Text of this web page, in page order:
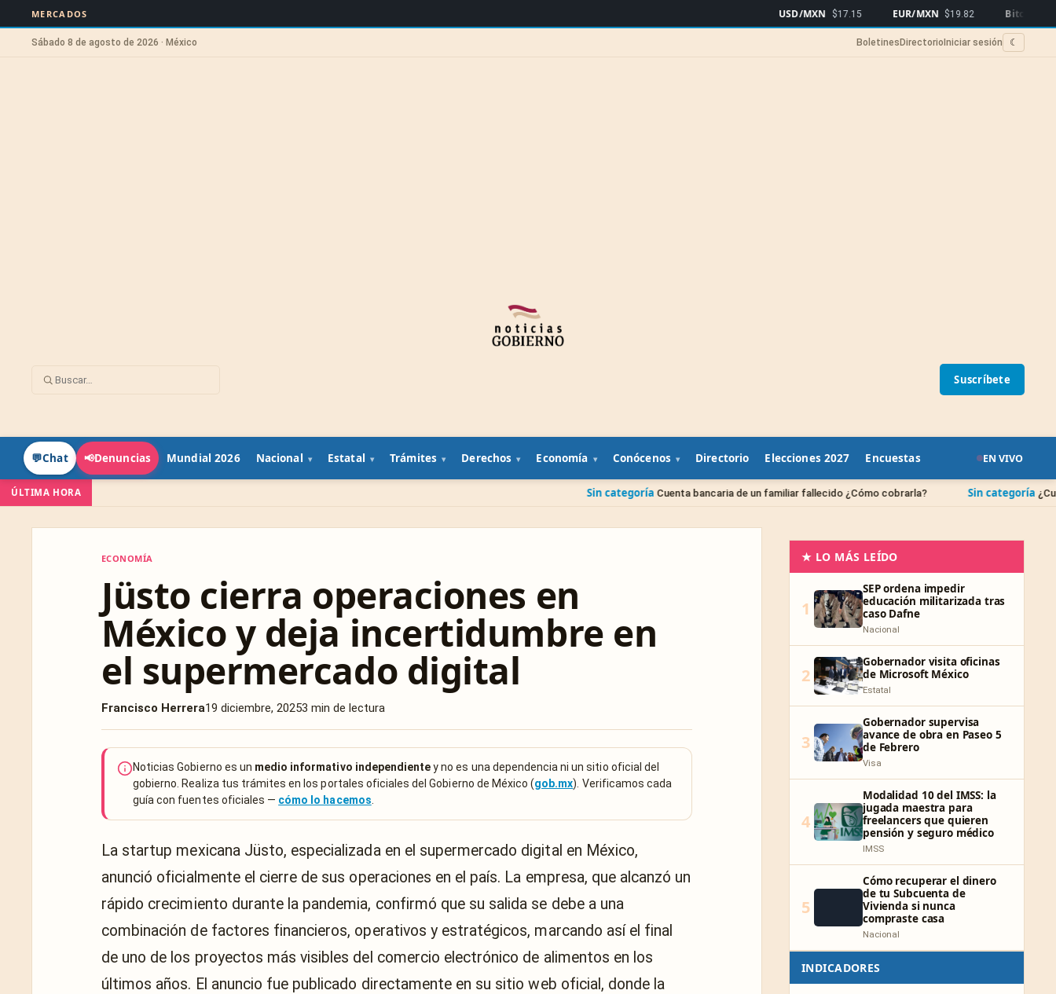
MERCADOS USD/MXN $17.15 EUR/MXN $19.82 Bitcoin $64,957
Sábado 8 de agosto de 2026 · México Boletines Directorio Iniciar sesión ☾
Suscríbete
💬Chat 📢Denuncias Mundial 2026 Nacional Estatal Trámites Derechos Economía Conócenos Directorio Elecciones 2027 Encuestas EN VIVO
ÚLTIMA HORA Cuenta bancaria de un familiar fallecido ¿Cómo cobrarla? Sin categoría ¿Cuándo se borran
ECONOMÍA
Jüsto cierra operaciones en
México y deja incertidumbre en
el supermercado digital
Francisco Herrera19 diciembre, 20253 min de lectura
Noticias Gobierno es un medio informativo independientey no es una dependencia ni un sitio oficial del
gobierno. Realiza tus trámites en los portales oficiales del Gobierno de México (gob.mx). Verificamos cada
guía con fuentes oficiales — cómo lo hacemos
La startup mexicana Jüsto, especializada en el supermercado digital en México,
anunció oficialmente el cierre de sus operaciones en el país. La empresa, que alcanzó un
rápido crecimiento durante la pandemia, confirmó que su salida se debe a una
combinación de factores financieros, operativos y estratégicos, marcando así el final
de uno de los proyectos más visibles del comercio electrónico de alimentos en los
últimos años. El anuncio fue publicado directamente en su sitio web oficial, donde la
★ LO MÁS LEÍDO
1
SEP ordena impedir
educación militarizada tras
caso Dafne
Nacional
2
Gobernador visita oficinas
de Microsoft México
Estatal
3
Gobernador supervisa
avance de obra en Paseo 5
de Febrero
Visa
4
Modalidad 10 del IMSS: la
jugada maestra para
freelancers que quieren
pensión y seguro médico
IMSS
5
Cómo recuperar el dinero
de tu Subcuenta de
Vivienda si nunca
compraste casa
Nacional
INDICADORES